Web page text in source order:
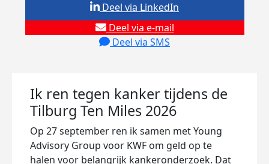
Deel via e-mail
Deel via SMS
Deel via LinkedIn
Ik ren tegen kanker tijdens de
Tilburg Ten Miles 2026
Op 27 september ren ik samen met Young
Advisory Group voor KWF om geld op te
halen voor belangrijk kankeronderzoek. Dat